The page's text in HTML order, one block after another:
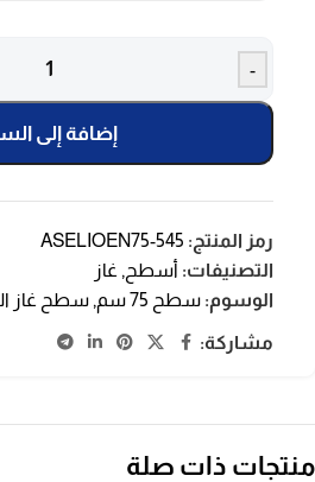
-
إضافة إلى
رمز المنتج: ASELIOEN75-545
التصنيفات: أسطح , غاز
الوسوم: سطح 75 سم , سطح غاز
مشاركة:
منتجات ذات صلة